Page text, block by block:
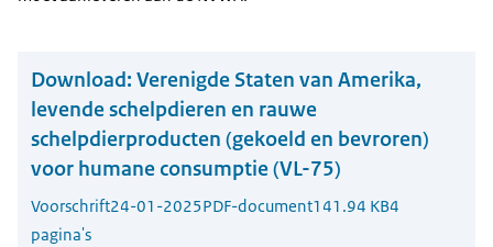
Download: Verenigde Staten van Amerika,
levende schelpdieren en rauwe
schelpdierproducten (gekoeld en bevroren)
voor humane consumptie (VL-75)
Voorschrift24-01-2025PDF-document141.94 KB4
pagina's